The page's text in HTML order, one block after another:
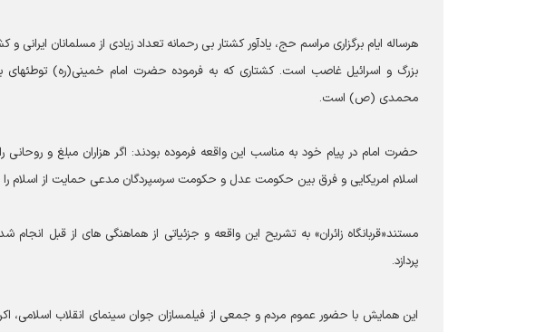
هرساله ایام برگزاری مراسم حج، یادآور کشتار بی رحمانه تعداد زیادی از مسلمانان
بزرگ و اسرائیل غاصب است. کشتاری که به فرموده حضرت امام خمینی(ره) توطئه‏ای
محمدی (ص) است.
حضرت امام در پیام خود به مناسب این واقعه فرموده بودند: اگر هزاران مبلغ و روحانى
اسلام امريكايى و فرق بين حكومت عدل و حكومت سرسپردگان مدعى حمايت از اسلام
مستند«قربانگاه زائران» به تشریح این واقعه و جزئیاتی از هماهنگی های از قبل
پردازد.